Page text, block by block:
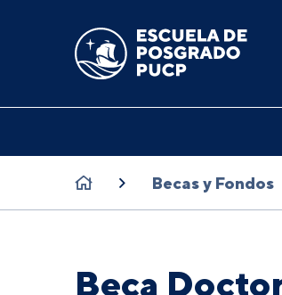
Becas y Fondos
Beca